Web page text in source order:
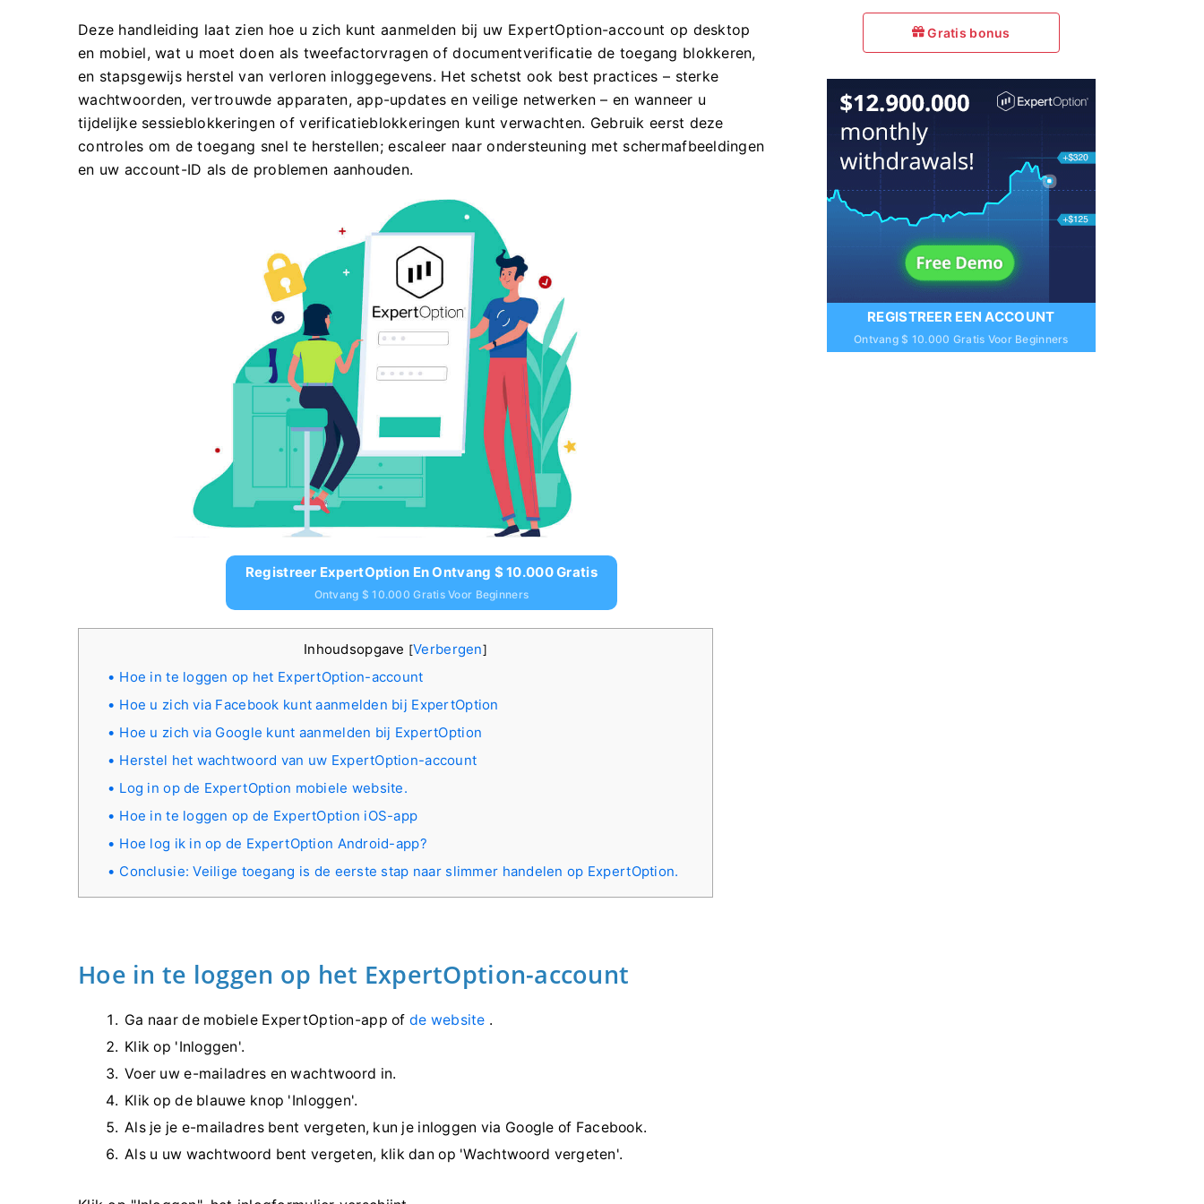
Deze handleiding laat zien hoe u zich kunt aanmelden bij uw ExpertOption-account op desktop
en mobiel, wat u moet doen als tweefactorvragen of documentverificatie de toegang blokkeren,
en stapsgewijs herstel van verloren inloggegevens. Het schetst ook best practices – sterke
wachtwoorden, vertrouwde apparaten, app-updates en veilige netwerken – en wanneer u
tijdelijke sessieblokkeringen of verificatieblokkeringen kunt verwachten. Gebruik eerst deze
controles om de toegang snel te herstellen; escaleer naar ondersteuning met schermafbeeldingen
en uw account-ID als de problemen aanhouden.
Registreer ExpertOption En Ontvang $ 10.000 Gratis
Ontvang $ 10.000 Gratis Voor Beginners
Inhoudsopgave [Verbergen]
Hoe in te loggen op het ExpertOption-account
Hoe u zich via Facebook kunt aanmelden bij ExpertOption
Hoe u zich via Google kunt aanmelden bij ExpertOption
Herstel het wachtwoord van uw ExpertOption-account
Log in op de ExpertOption mobiele website.
Hoe in te loggen op de ExpertOption iOS-app
Hoe log ik in op de ExpertOption Android-app?
Conclusie: Veilige toegang is de eerste stap naar slimmer handelen op ExpertOption.
Hoe in te loggen op het ExpertOption-account
Ga naar de mobiele ExpertOption-app of de website .
Klik op 'Inloggen'.
Voer uw e-mailadres en wachtwoord in.
Klik op de blauwe knop 'Inloggen'.
Als je je e-mailadres bent vergeten, kun je inloggen via Google of Facebook.
Als u uw wachtwoord bent vergeten, klik dan op 'Wachtwoord vergeten'.
Gratis bonus
REGISTREER EEN ACCOUNT
Ontvang $ 10.000 Gratis Voor Beginners